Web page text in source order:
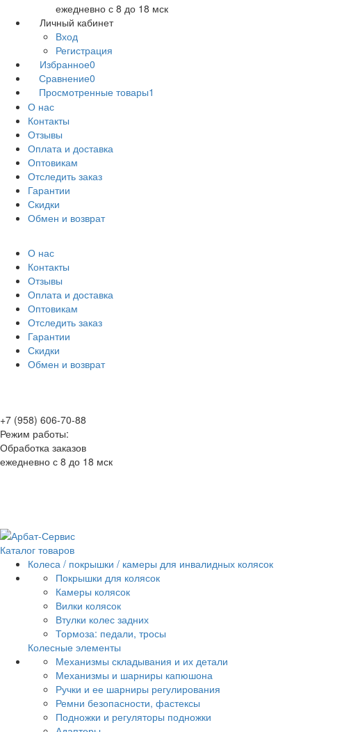
ежедневно с 8 до 18 мск
Личный кабинет
Вход
Регистрация
Избранное0
Сравнение0
Просмотренные товары1
О нас
Контакты
Отзывы
Оплата и доставка
Оптовикам
Отследить заказ
Гарантии
Скидки
Обмен и возврат
О нас
Контакты
Отзывы
Оплата и доставка
Оптовикам
Отследить заказ
Гарантии
Скидки
Обмен и возврат
+7 (958) 606-70-88
Режим работы:
Обработка заказов
ежедневно с 8 до 18 мск
Каталог товаров
Колеса / покрышки / камеры для инвалидных колясок
Покрышки для колясок
Камеры колясок
Вилки колясок
Втулки колес задних
Тормоза: педали, тросы
Колесные элементы
Механизмы складывания и их детали
Механизмы и шарниры капюшона
Ручки и ее шарниры регулирования
Ремни безопасности, фастексы
Подножки и регуляторы подножки